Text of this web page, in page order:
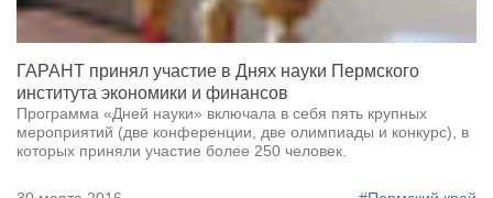
ГАРАНТ принял участие в Днях науки Пермского
института экономики и финансов
Программа «Дней науки» включала в себя пять крупных
мероприятий (две конференции, две олимпиады и конкурс), в
которых приняли участие более 250 человек.